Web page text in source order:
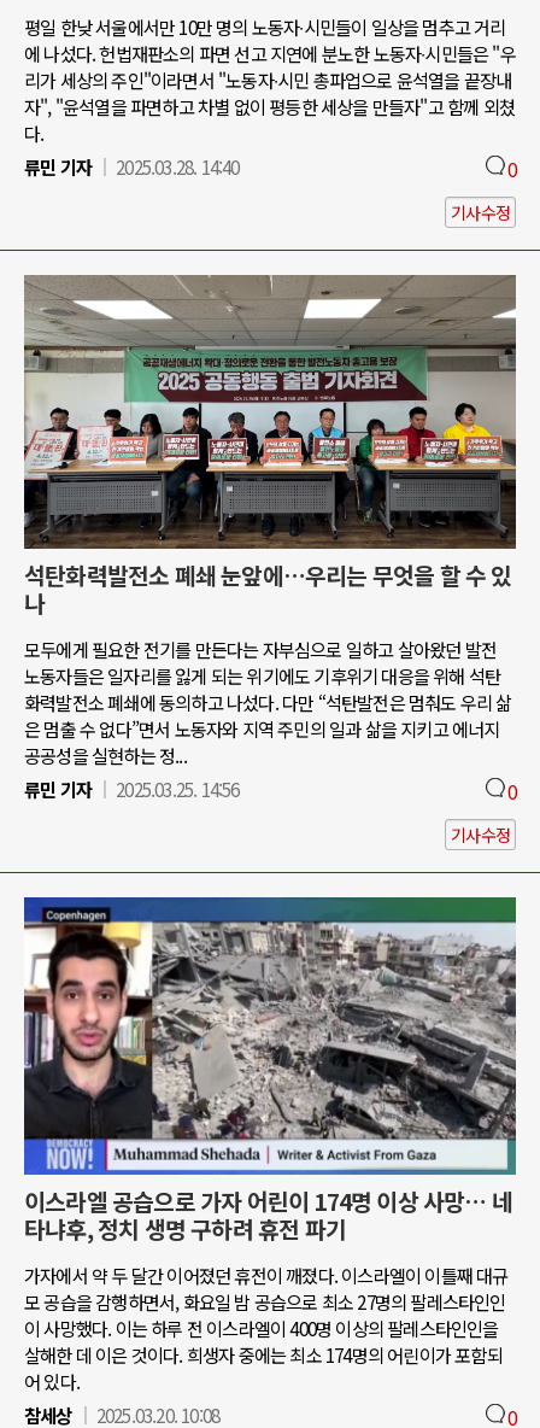
평일 한낮 서울에서만 10만 명의 노동자∙시민들이 일상을 멈추고 거리
에 나섰다. 헌법재판소의 파면 선고 지연에 분노한 노동자∙시민들은 "우
리가 세상의 주인"이라면서 "노동자∙시민 총파업으로 윤석열을 끝장내
자", "윤석열을 파면하고 차별 없이 평등한 세상을 만들자"고 함께 외쳤
다.
류민 기자
2025.03.28. 14:40 0
기사수정
석탄화력발전소 폐쇄 눈앞에…우리는 무엇을 할 수 있
나
모두에게 필요한 전기를 만든다는 자부심으로 일하고 살아왔던 발전
노동자들은 일자리를 잃게 되는 위기에도 기후위기 대응을 위해 석탄
화력발전소 폐쇄에 동의하고 나섰다. 다만 “석탄발전은 멈춰도 우리 삶
은 멈출 수 없다”면서 노동자와 지역 주민의 일과 삶을 지키고 에너지
공공성을 실현하는 정...
류민 기자
2025.03.25. 14:56 0
기사수정
이스라엘 공습으로 가자 어린이 174명 이상 사망… 네
타냐후, 정치 생명 구하려 휴전 파기
가자에서 약 두 달간 이어졌던 휴전이 깨졌다. 이스라엘이 이틀째 대규
모 공습을 감행하면서, 화요일 밤 공습으로 최소 27명의 팔레스타인인
이 사망했다. 이는 하루 전 이스라엘이 400명 이상의 팔레스타인인을
살해한 데 이은 것이다. 희생자 중에는 최소 174명의 어린이가 포함되
어 있다.
참세상
2025.03.20. 10:08 0